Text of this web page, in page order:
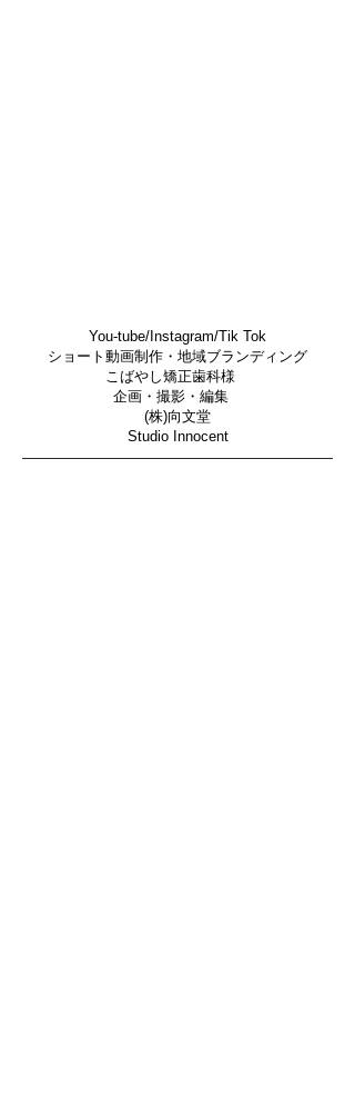
​You-tube/Instagram/Tik Tok
ショート動画制作・地域ブランディング
こばやし矯正歯科様
企画・ 撮影・編集
(株)向文堂
Studio Innocent​